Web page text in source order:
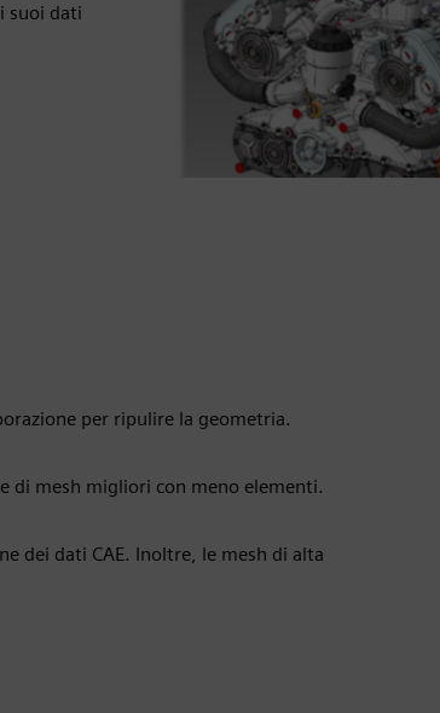
suoi dati
per ripulire la geometria.
di mesh migliori con meno elementi.
dei dati CAE. Inoltre, le mesh di alta